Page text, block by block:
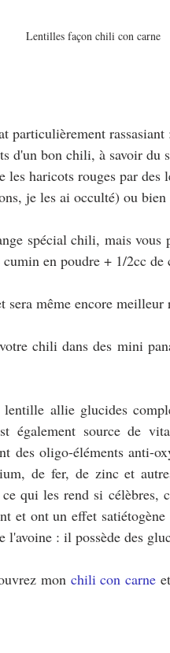
Lentilles façon chili con carne
particulièrement
d'un bon chili, à savoir du
les haricots rouges par
je les ai occulté) ou bien
spécial chili, mais vous
en poudre + 1/2cc de
même encore meilleur
chili dans des mini
allie glucides
également source de
des oligo-éléments anti-
de fer, de zinc et
qui les rend si célèbres,
et ont un effet
l'avoine : il possède des
mon chili con carne